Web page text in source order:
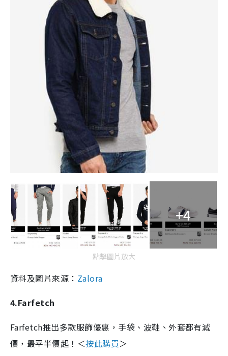
+4
點擊圖片放大
資料及圖片來源： Zalora
4.Farfetch
Farfetch推出多款服飾優惠，手袋、波鞋、外套都有減
價，最平半價起！＜按此購買＞